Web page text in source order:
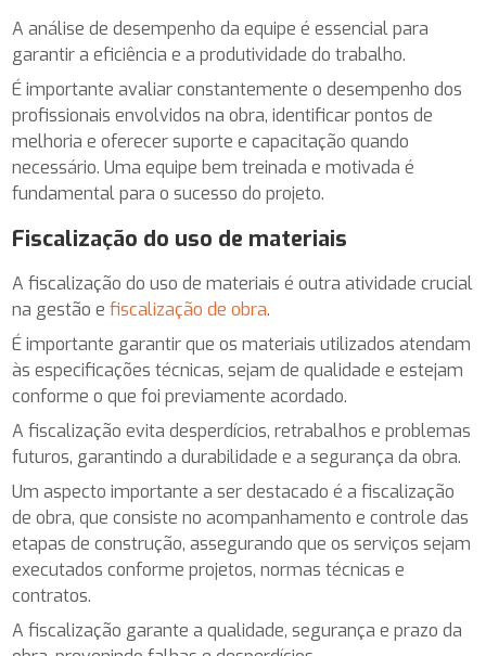
A análise de desempenho da equipe é essencial para
garantir a eficiência e a produtividade do trabalho.
É importante avaliar constantemente o desempenho dos
profissionais envolvidos na obra, identificar pontos de
melhoria e oferecer suporte e capacitação quando
necessário. Uma equipe bem treinada e motivada é
fundamental para o sucesso do projeto.
Fiscalização do uso de materiais
A fiscalização do uso de materiais é outra atividade crucial
na gestão efiscalização de obra.
É importante garantir que os materiais utilizados atendam
às especificações técnicas, sejam de qualidade e estejam
conforme o que foi previamente acordado.
A fiscalização evita desperdícios, retrabalhos e problemas
futuros, garantindo a durabilidade e a segurança da obra.
Um aspecto importante a ser destacado é a fiscalização
de obra, que consiste no acompanhamento e controle das
etapas de construção, assegurando que os serviços sejam
executados conforme projetos, normas técnicas e
contratos.
A fiscalização garante a qualidade, segurança e prazo da